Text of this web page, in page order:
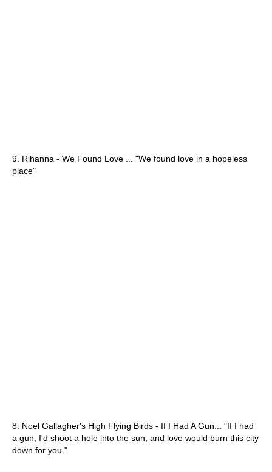
9. Rihanna - We Found Love ... "We found love in a hopeless
place"
8. Noel Gallagher's High Flying Birds - If I Had A Gun... "If I had
a gun, I'd shoot a hole into the sun, and love would burn this city
down for you."